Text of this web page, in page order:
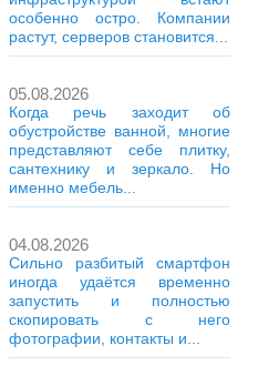
особенно остро. Компании
растут, серверов становится...
05.08.2026
Когда речь заходит об
обустройстве ванной, многие
представляют себе плитку,
сантехнику и зеркало. Но
именно мебель...
04.08.2026
Сильно разбитый смартфон
иногда удаётся временно
запустить и полностью
скопировать с него
фотографии, контакты и...